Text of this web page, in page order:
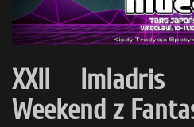
XXII Imladris
Weekend z